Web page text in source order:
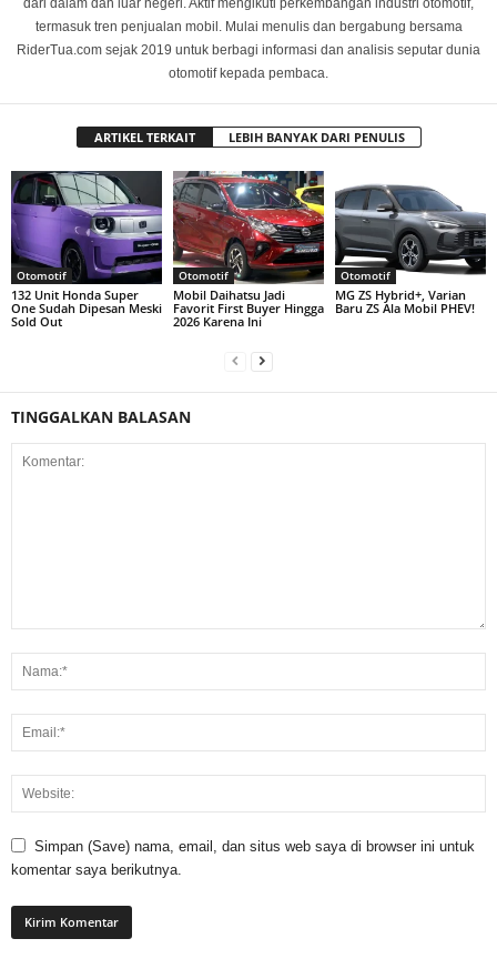
dari dalam dan luar negeri. Aktif mengikuti perkembangan industri otomotif,
termasuk tren penjualan mobil. Mulai menulis dan bergabung bersama
RiderTua.com sejak 2019 untuk berbagi informasi dan analisis seputar dunia
otomotif kepada pembaca.
ARTIKEL TERKAIT LEBIH BANYAK DARI PENULIS
Otomotif
132 Unit Honda Super
One Sudah Dipesan Meski
Sold Out
Otomotif
Mobil Daihatsu Jadi
Favorit First Buyer Hingga
2026 Karena Ini
Otomotif
MG ZS Hybrid+, Varian
Baru ZS Ala Mobil PHEV!
TINGGALKAN BALASAN
Simpan (Save) nama, email, dan situs web saya di browser ini untuk
komentar saya berikutnya.